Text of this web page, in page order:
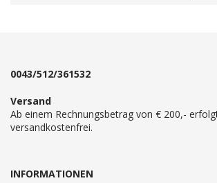
0043/512/361532
Versand
Ab einem Rechnungsbetrag von € 200,-
versandkostenfrei.
INFORMATIONEN